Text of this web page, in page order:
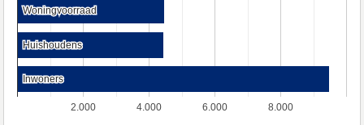
2.000 4.000 6.000 8.000
Woningvoorraad
Woningvoorraad
Huishoudens
Huishoudens
Inwoners
Inwoners